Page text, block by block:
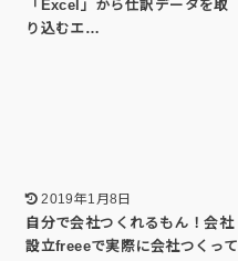
「Excel」から仕訳データを取
り込むエ…
2019年1月8日
自分で会社つくれるもん！会社
設立freeeで実際に会社つくって